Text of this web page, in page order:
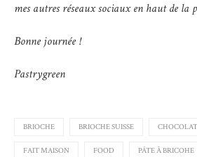
mes autres réseaux sociaux en haut de la
Bonne journée !
Pastrygreen
BRIOCHE BRIOCHE SUISSE CHOCOLAT
FAIT MAISON FOOD PÂTE À BRICOHE